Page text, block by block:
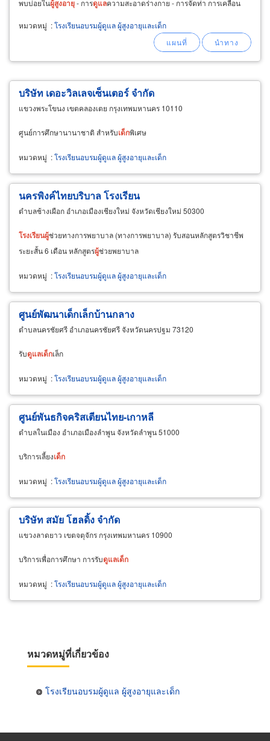
พบบ่อยในผู้สูงอายุ- การดูแลความสะอาดร่างกาย - การจัดท่า การเคลื่อน
หมวดหมู่ :โรงเรียนอบรมผู้ดูแล ผู้สูงอายุและเด็ก
บริษัท เดอะวิลเลจเซ็นเตอร์ จำกัด
แขวงพระโขนง เขตคลองเตย กรุงเทพมหานคร 10110
ศูนย์การศึกษานานาชาติ สำหรับเด็กพิเศษ
หมวดหมู่ :โรงเรียนอบรมผู้ดูแล ผู้สูงอายุและเด็ก
นครพิงค์ไทยบริบาล โรงเรียน
ตำบลช้างเผือก อำเภอเมืองเชียงใหม่ จังหวัดเชียงใหม่ 50300
โรงเรียนผู้ช่วยทางการพยาบาล (ทางการพยาบาล) รับสอนหลักสูตรวิชาชีพ
ระยะสั้น 6 เดือน หลักสูตรผู้ช่วยพยาบาล
หมวดหมู่ :โรงเรียนอบรมผู้ดูแล ผู้สูงอายุและเด็ก
ศูนย์พัฒนาเด็กเล็กบ้านกลาง
ตำบลนครชัยศรี อำเภอนครชัยศรี จังหวัดนครปฐม 73120
รับดูแลเด็กเล็ก
หมวดหมู่ :โรงเรียนอบรมผู้ดูแล ผู้สูงอายุและเด็ก
ศูนย์พันธกิจคริสเตียนไทย-เกาหลี
ตำบลในเมือง อำเภอเมืองลำพูน จังหวัดลำพูน 51000
บริการเลี้ยงเด็ก
หมวดหมู่ :โรงเรียนอบรมผู้ดูแล ผู้สูงอายุและเด็ก
บริษัท สมัย โฮลดิ้ง จำกัด
แขวงลาดยาว เขตจตุจักร กรุงเทพมหานคร 10900
บริการเพื่อการศึกษา การรับดูแลเด็ก
หมวดหมู่ :โรงเรียนอบรมผู้ดูแล ผู้สูงอายุและเด็ก
หมวดหมู่ที่เกี่ยวข้อง
โรงเรียนอบรมผู้ดูแล ผู้สูงอายุและเด็ก